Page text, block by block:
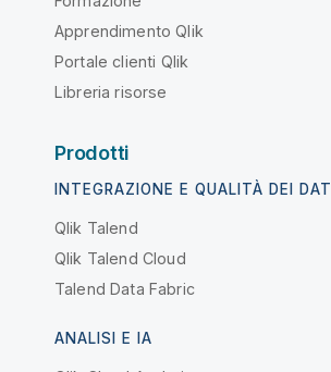
Apprendimento Qlik
Portale clienti Qlik
Libreria risorse
Prodotti
INTEGRAZIONE E QUALITÀ DEI DATI
Qlik Talend
Qlik Talend Cloud
Talend Data Fabric
ANALISI E IA